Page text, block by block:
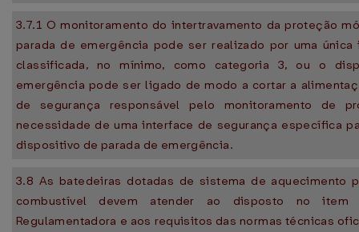
3.7.1 O monitoramento do intertravamento da proteção
parada de emergência pode ser realizado por uma
classificada, no mínimo, como categoria 3, ou o
emergência pode ser ligado de modo a cortar a
de segurança responsável pelo monitoramento de
necessidade de uma interface de segurança específica
dispositivo de parada de emergência.
3.8 As batedeiras dotadas de sistema de aquecimento
combustível devem atender ao disposto no item
Regulamentadora e aos requisitos das normas técnicas